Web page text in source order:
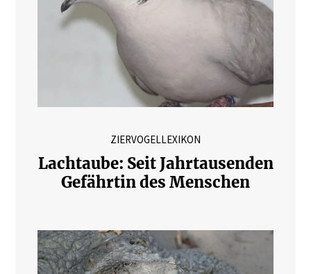
ZIERVOGELLEXIKON
Lachtaube: Seit Jahrtausenden
Gefährtin des Menschen